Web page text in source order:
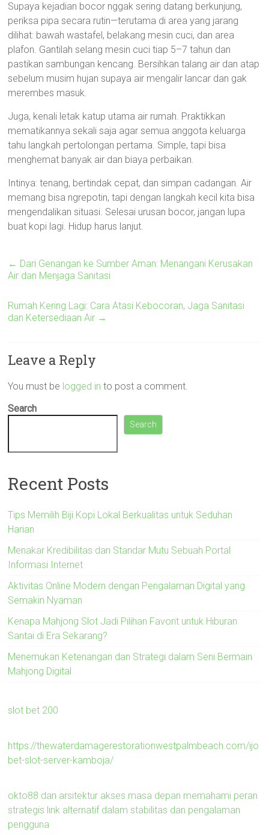
Supaya kejadian bocor nggak sering datang berkunjung,
periksa pipa secara rutin—terutama di area yang jarang
dilihat: bawah wastafel, belakang mesin cuci, dan area
plafon. Gantilah selang mesin cuci tiap 5–7 tahun dan
pastikan sambungan kencang. Bersihkan talang air dan atap
sebelum musim hujan supaya air mengalir lancar dan gak
merembes masuk.
Juga, kenali letak katup utama air rumah. Praktikkan
mematikannya sekali saja agar semua anggota keluarga
tahu langkah pertolongan pertama. Simple, tapi bisa
menghemat banyak air dan biaya perbaikan.
Intinya: tenang, bertindak cepat, dan simpan cadangan. Air
memang bisa ngrepotin, tapi dengan langkah kecil kita bisa
mengendalikan situasi. Selesai urusan bocor, jangan lupa
buat kopi lagi. Hidup harus lanjut.
← Dari Genangan ke Sumber Aman: Menangani Kerusakan
Air dan Menjaga Sanitasi
Rumah Kering Lagi: Cara Atasi Kebocoran, Jaga Sanitasi
dan Ketersediaan Air →
Leave a Reply
You must be logged in to post a comment.
Search
Search
Recent Posts
Tips Memilih Biji Kopi Lokal Berkualitas untuk Seduhan
Harian
Menakar Kredibilitas dan Standar Mutu Sebuah Portal
Informasi Internet
Aktivitas Online Modern dengan Pengalaman Digital yang
Semakin Nyaman
Kenapa Mahjong Slot Jadi Pilihan Favorit untuk Hiburan
Santai di Era Sekarang?
Menemukan Ketenangan dan Strategi dalam Seni Bermain
Mahjong Digital
slot bet 200
https://thewaterdamagerestorationwestpalmbeach.com/ijo
bet-slot-server-kamboja/
okto88 dan arsitektur akses masa depan memahami peran
strategis link alternatif dalam stabilitas dan pengalaman
pengguna